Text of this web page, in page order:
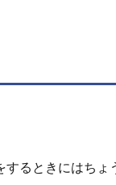
るときにはちょ